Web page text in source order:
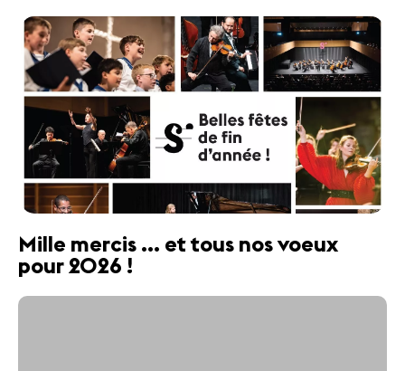
Mille mercis ... et tous nos voeux
pour 2026 !